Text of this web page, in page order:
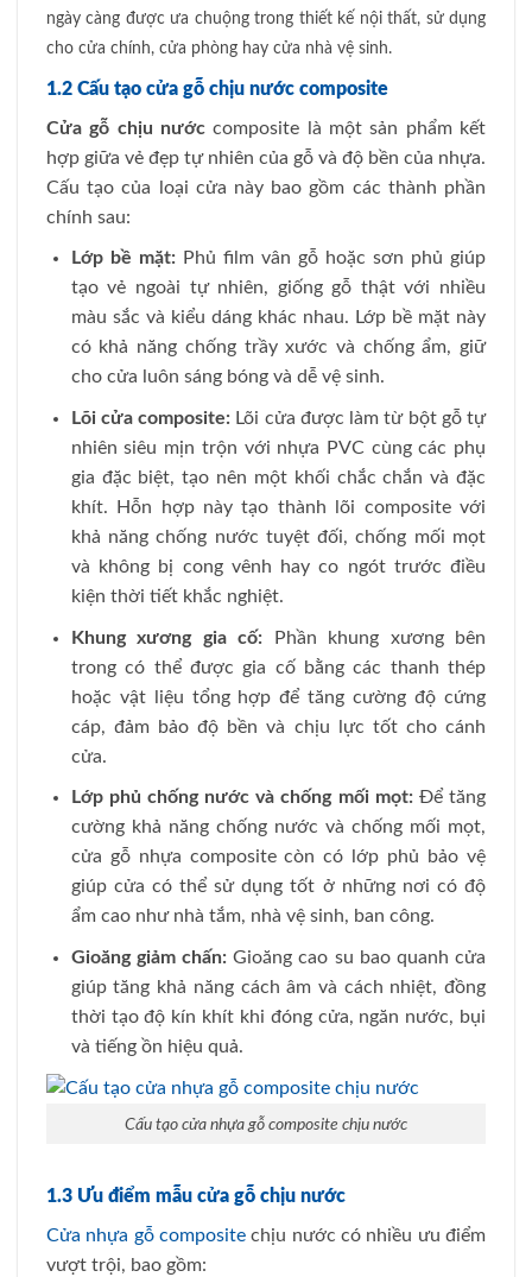
ngày càng được ưa chuộng trong thiết kế nội thất, sử dụng
cho cửa chính, cửa phòng hay cửa nhà vệ sinh.
1.2 Cấu tạo cửa gỗ chịu nước composite
Cửa gỗ chịu nước composite là một sản phẩm kết
hợp giữa vẻ đẹp tự nhiên của gỗ và độ bền của nhựa.
Cấu tạo của loại cửa này bao gồm các thành phần
chính sau:
Lớp bề mặt: Phủ film vân gỗhoặc sơn phủ giúp
tạo vẻ ngoài tự nhiên, giống gỗ thật với nhiều
màu sắc và kiểu dáng khác nhau. Lớp bề mặt này
có khả năng chống trầy xước và chống ẩm, giữ
cho cửa luôn sáng bóng và dễ vệ sinh.
Lõi cửa composite: Lõi cửa được làm từ bột gỗ tự
nhiên siêu mịn trộn với nhựa PVC cùng các phụ
gia đặc biệt, tạo nên một khối chắc chắn và đặc
khít. Hỗn hợp này tạo thành lõi composite với
khả năng chống nước tuyệt đối, chống mối mọt
và không bị cong vênh hay co ngót trước điều
kiện thời tiết khắc nghiệt.
Khung xương gia cố:
Phần khung xương bên
trong có thể được gia cố bằng các thanh thép
hoặc vật liệu tổng hợp để tăng cường độ cứng
cáp, đảm bảo độ bền và chịu lực tốt cho cánh
cửa.
Lớp phủ chống nước và chống mối mọt: Để tăng
cường khả năng chống nước và chống mối mọt,
cửa gỗ nhựa composite còn có lớp phủ bảo vệ
giúp cửa có thể sử dụng tốt ở những nơi có độ
ẩm cao như nhà tắm, nhà vệ sinh, ban công.
Gioăng giảm chấn:Gioăng cao su bao quanh cửa
giúp tăng khả năng cách âm và cách nhiệt, đồng
thời tạo độ kín khít khi đóng cửa, ngăn nước, bụi
và tiếng ồn hiệu quả.
Cấu tạo cửa nhựa gỗ composite chịu nước
1.3 Ưu điểm mẫu cửa gỗ chịu nước
Cửa nhựa gỗ composite chịu nước có nhiều ưu điểm
vượt trội, bao gồm: